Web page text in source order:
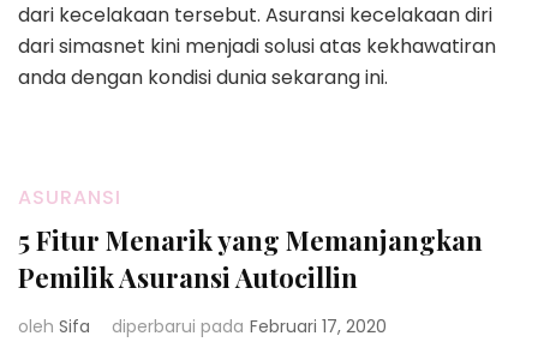
dari kecelakaan tersebut. Asuransi kecelakaan diri
dari simasnet kini menjadi solusi atas kekhawatiran
anda dengan kondisi dunia sekarang ini.
ASURANSI
5 Fitur Menarik yang Memanjangkan
Pemilik Asuransi Autocillin
oleh Sifa diperbarui pada Februari 17, 2020